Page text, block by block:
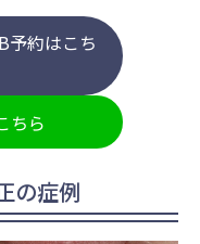
予約はこち
ちら
の症例